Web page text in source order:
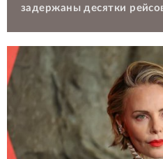
задержаны десятки